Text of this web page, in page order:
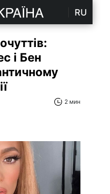
RU
і Бен
2 мин